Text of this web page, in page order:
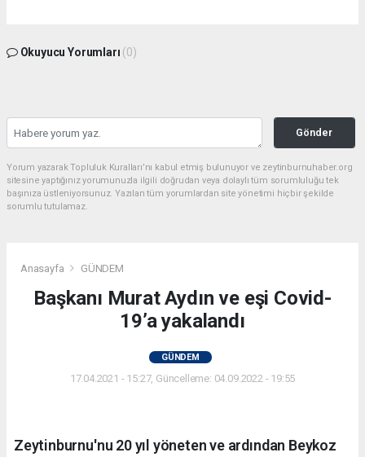
Okuyucu Yorumları (0)
Gönder
Yorum yazarak Topluluk Kuralları’nı kabul etmiş bulunuyor ve zeytinburnuhaber.org
sitesine yaptığınız yorumunuzla ilgili doğrudan veya dolaylı tüm sorumluluğu tek
başınıza üstleniyorsunuz. Yazılan tüm yorumlardan site yönetimi hiçbir şekilde
sorumlu tutulamaz.
Anasayfa GÜNDEM
Başkanı Murat Aydın ve eşi Covid-
19’a yakalandı
GÜNDEM
17.04.2021 - 15:27, Güncelleme: 04.09.2022 - 19:55
Zeytinburnu'nu 20 yıl yöneten ve ardından Beykoz